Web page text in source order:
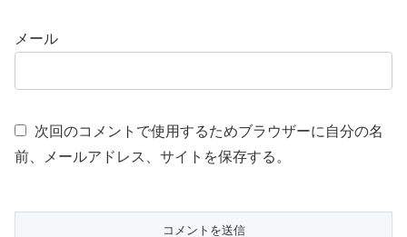
メール
次回のコメントで使用するためブラウザーに自分の名
前、メールアドレス、サイトを保存する。